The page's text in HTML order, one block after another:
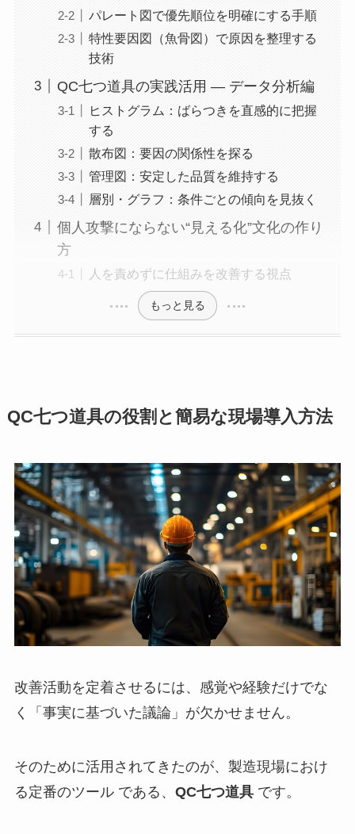
パレート図で優先順位を明確にする手順
特性要因図（魚骨図）で原因を整理する
技術
QC七つ道具の実践活用 ― データ分析編
ヒストグラム：ばらつきを直感的に把握
する
散布図：要因の関係性を探る
管理図：安定した品質を維持する
層別・グラフ：条件ごとの傾向を見抜く
個人攻撃にならない“見える化”文化の作り
方
人を責めずに仕組みを改善する視点
もっと見る
QC七つ道具の役割と簡易な現場導入方法
改善活動を定着させるには、感覚や経験だけでな
く「事実に基づいた議論」が欠かせません。
そのために活用されてきたのが、製造現場におけ
る定番のツール である、 QC七つ道具です。